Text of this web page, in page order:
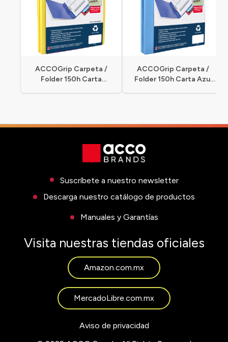
ACCOGrip Carpeta /
Folder 150h Carta
ACCOGrip Carpeta /
Folder 150h Carta Azul
Suscríbete a nuestro newsletter
Descarga nuestro catálogo de productos
Manuales y Garantías
Visita nuestras tiendas oficiales
Amazon.com.mx
MercadoLibre.com.mx
Aviso de privacidad